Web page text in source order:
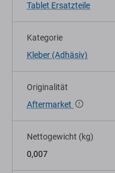
Tablet Ersatzteile
Kategorie
Kleber (Adhäsiv)
Originalität
Aftermarket
Nettogewicht (kg)
0,007